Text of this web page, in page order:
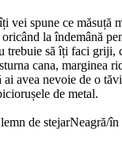
vei spune ce măsuță
la îndemână
trebuie să îți faci griji,
cana, marginea
avea nevoie de o
de metal.
de stejarNeagră/în